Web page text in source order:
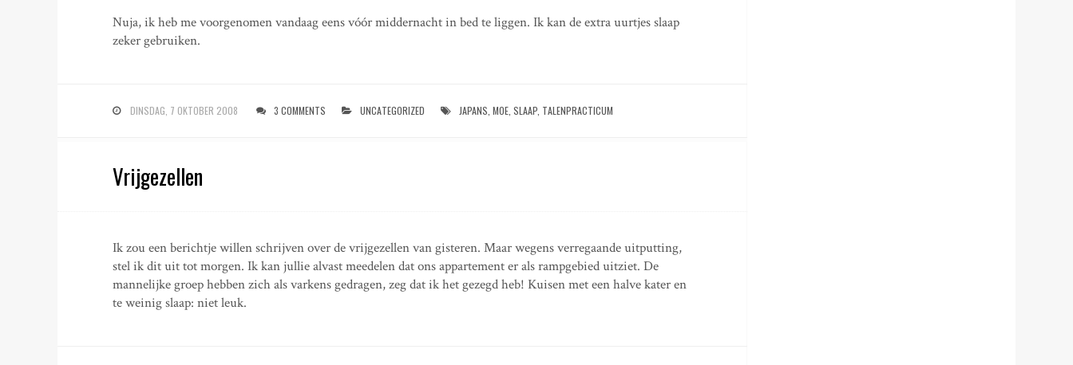
Nuja, ik heb me voorgenomen vandaag eens vóór middernacht in bed te liggen. Ik kan de extra uurtjes slaap
zeker gebruiken.
DINSDAG, 7 OKTOBER 2008 3 COMMENTS UNCATEGORIZED JAPANS ,MOE ,SLAAP TALENPRACTICUM
Vrijgezellen
Ik zou een berichtje willen schrijven over de vrijgezellen van gisteren. Maar wegens verregaande uitputting,
stel ik dit uit tot morgen. Ik kan jullie alvast meedelen dat ons appartement er als rampgebied uitziet. De
mannelijke groep hebben zich als varkens gedragen, zeg dat ik het gezegd heb! Kuisen met een halve kater en
te weinig slaap: niet leuk.